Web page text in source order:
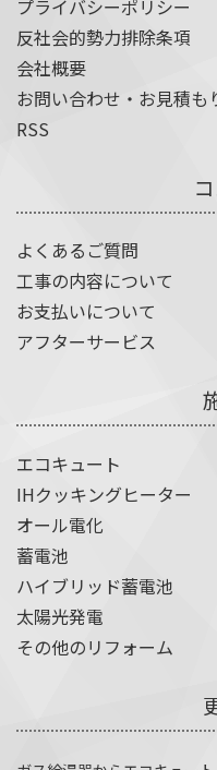
プライバシーポリシー
反社会的勢力排除条項
会社概要
お問い合わせ・お見積も
RSS
よくあるご質問
工事の内容について
お支払いについて
アフターサービス
エコキュート
IHクッキングヒーター
オール電化
蓄電池
ハイブリッド蓄電池
太陽光発電
その他のリフォーム